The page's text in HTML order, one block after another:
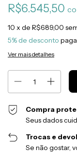
R$6.545,50
10 x de R$689,00
5% de desconto
Ver mais detalhes
Compra
Seus dados
Trocas e
Se não gostar,